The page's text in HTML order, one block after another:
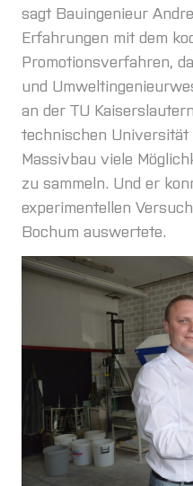
sagt Bauingenieur
Erfahrungen mit dem
Promotionsverfahren,
und
an der TU
technischen
Massivbau viele
zu sammeln. Und er
experimentellen
Bochum auswertete.